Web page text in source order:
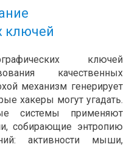
ключей
ключей
качественных
механизм генерирует
хакеры могут угадать.
системы применяют
собирающие энтропию
активности мыши,